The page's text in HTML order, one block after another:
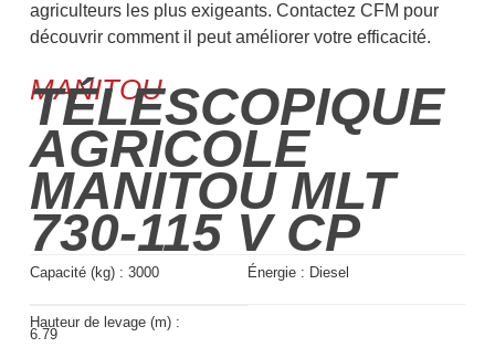
agriculteurs les plus exigeants. Contactez CFM pour
découvrir comment il peut améliorer votre efficacité.
MANITOU
TÉLESCOPIQUE
AGRICOLE
MANITOU MLT
730-115 V CP
Capacité (kg) : 3000
Hauteur de levage (m) :
6.79
Énergie : Diesel